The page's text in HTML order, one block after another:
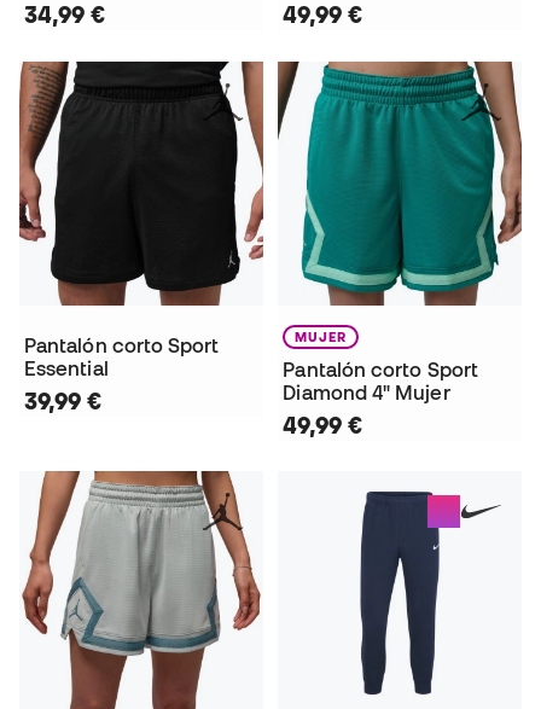
34,99 € 49,99 €
Pantalón corto Sport
Essential
39,99 €
MUJER
Pantalón corto Sport
Diamond 4" Mujer
49,99 €